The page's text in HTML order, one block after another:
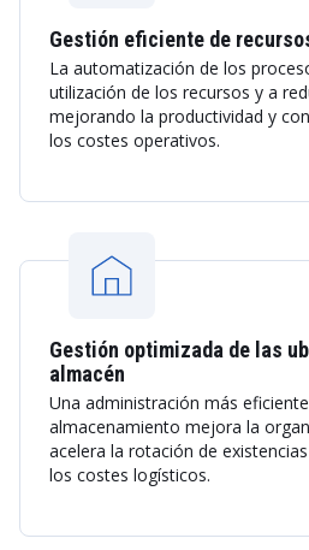
Gestión eficiente de
La automatización de los
utilización de los recursos y a
mejorando la productividad y
los costes operativos.
Gestión optimizada de las
almacén
Una administración más
almacenamiento mejora la
acelera la rotación de
los costes logísticos.